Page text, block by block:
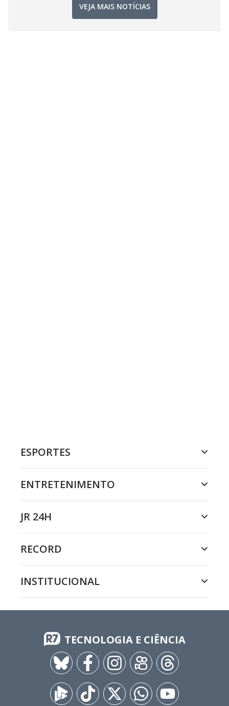
VEJA MAIS NOTÍCIAS
ESPORTES
ENTRETENIMENTO
JR 24H
RECORD
INSTITUCIONAL
TECNOLOGIA E CIÊNCIA